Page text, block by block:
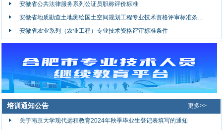
安徽省公共法律服务系列公证员职称评价标准
安徽省地质勘查土地测绘国土空间规划工程专业技术资格评审标准条...
安徽省农业系列（农业工程）专业技术资格评审标准条件
培训通知公告 更多>>
关于南京大学现代远程教育2024年秋季毕业生登记表填写的通知